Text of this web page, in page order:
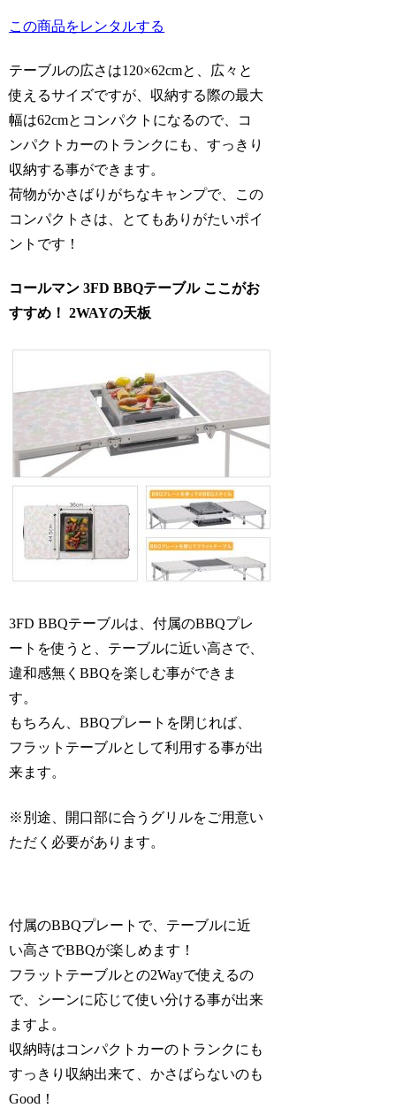
この商品をレンタルする
テーブルの広さは120×62cmと、広々と
使えるサイズですが、収納する際の最大
幅は62cmとコンパクトになるので、コ
ンパクトカーのトランクにも、すっきり
収納する事ができます。
荷物がかさばりがちなキャンプで、この
コンパクトさは、とてもありがたいポイ
ントです！
コールマン 3FD BBQテーブル ここがお
すすめ！ 2WAYの天板
3FD BBQテーブルは、付属のBBQプレ
ートを使うと、テーブルに近い高さで、
違和感無くBBQを楽しむ事ができま
す。
もちろん、BBQプレートを閉じれば、
フラットテーブルとして利用する事が出
来ます。
※別途、開口部に合うグリルをご用意い
ただく必要があります。
付属のBBQプレートで、テーブルに近
い高さでBBQが楽しめます！
フラットテーブルとの2Wayで使えるの
で、シーンに応じて使い分ける事が出来
ますよ。
収納時はコンパクトカーのトランクにも
すっきり収納出来て、かさばらないのも
Good！